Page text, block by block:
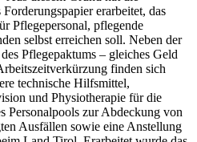
erarbeitet, das
Pflegepersonal, pflegende
selbst erreichen soll. Neben der
Pflegepaktums – gleiches Geld
finden sich
technische Hilfsmittel,
und Physiotherapie für die
Personalpools zur Abdeckung von
Ausfällen sowie eine Anstellung